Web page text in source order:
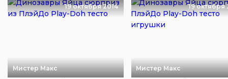
19 октября 2014
Мистер Макс
19 октября
Мистер Макс